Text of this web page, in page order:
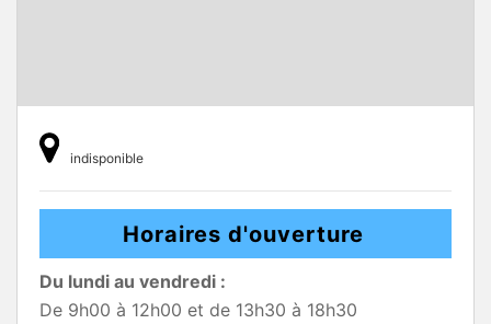
indisponible
Horaires d'ouverture
Du lundi au vendredi :
De 9h00 à 12h00 et de 13h30 à 18h30